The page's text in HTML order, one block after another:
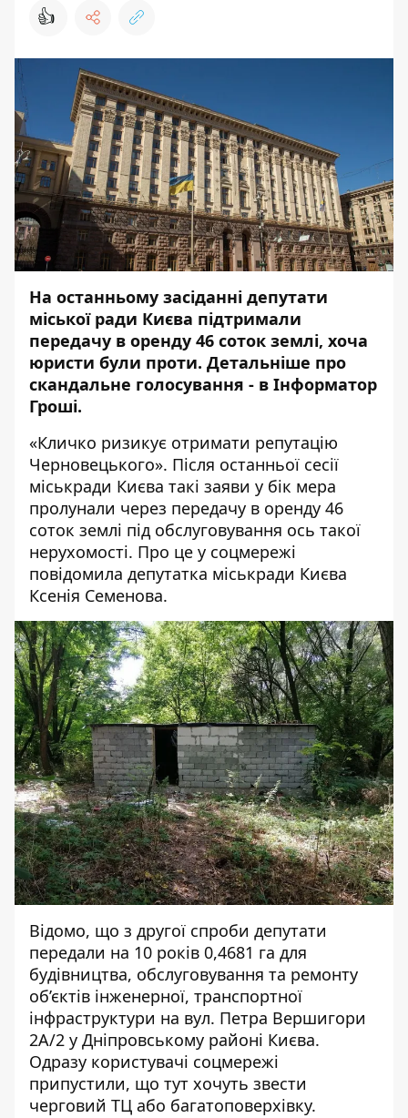
👍
На останньому засіданні депутати
міської ради Києва підтримали
передачу в оренду 46 соток землі, хоча
юристи були проти. Детальніше про
скандальне голосування - в Інформатор
Гроші.
«Кличко ризикує отримати репутацію
Черновецького». Після останньої сесії
міськради Києва такі заяви у бік мера
пролунали через передачу в оренду 46
соток землі під обслуговування ось такої
нерухомості. Про це у соцмережі
повідомила депутатка міськради Києва
Ксенія Семенова.
Відомо, що з другої спроби депутати
передали на 10 років 0,4681 га для
будівництва, обслуговування та ремонту
об’єктів інженерної, транспортної
інфраструктури на вул. Петра Вершигори
2А/2 у Дніпровському районі Києва.
Одразу користувачі соцмережі
припустили, що тут хочуть звести
черговий ТЦ або багатоповерхівку.